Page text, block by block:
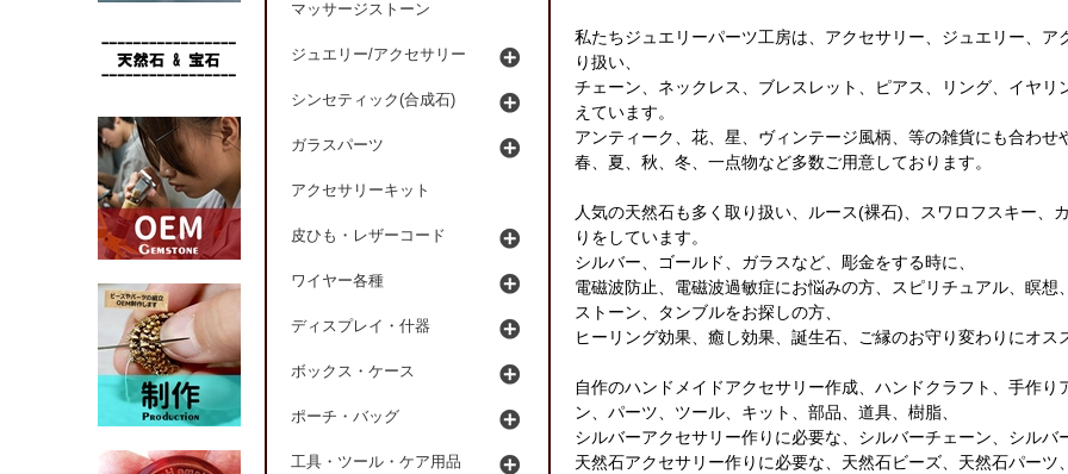
私たちジュエリーパーツ工房は、アクセサリー、ジュエリー、
り扱い、
チェーン、ネックレス、ブレスレット、ピアス、リング、イヤ
えています。
アンティーク、花、星、ヴィンテージ風柄、等の雑貨にも合わ
春、夏、秋、冬、一点物など多数ご用意しております。
人気の天然石も多く取り扱い、ルース(裸石)、スワロフスキー
りをしています。
シルバー、ゴールド、ガラスなど、彫金をする時に、
電磁波防止、電磁波過敏症にお悩みの方、スピリチュアル、瞑
ストーン、タンブルをお探しの方、
ヒーリング効果、癒し効果、誕生石、ご縁のお守り変わりにオ
自作のハンドメイドアクセサリー作成、ハンドクラフト、手作
ン、パーツ、ツール、キット、部品、道具、樹脂、
シルバーアクセサリー作りに必要な、シルバーチェーン、シル
天然石アクセサリー作りに必要な、天然石ビーズ、天然石パーツ
マッサージストーン
ジュエリー/アクセサリー
シンセティック(合成石)
ガラスパーツ
アクセサリーキット
皮ひも・レザーコード
ワイヤー各種
ディスプレイ・什器
ボックス・ケース
ポーチ・バッグ
工具・ツール・ケア用品